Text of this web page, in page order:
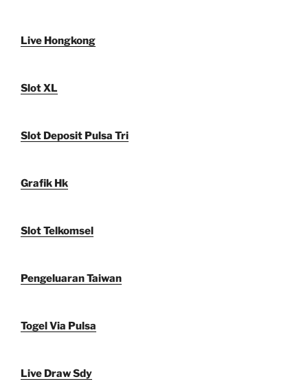
Live Hongkong
Slot XL
Slot Deposit Pulsa Tri
Grafik Hk
Slot Telkomsel
Pengeluaran Taiwan
Togel Via Pulsa
Live Draw Sdy